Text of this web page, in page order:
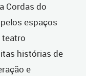
Cordas do
espaços
teatro
histórias de
e